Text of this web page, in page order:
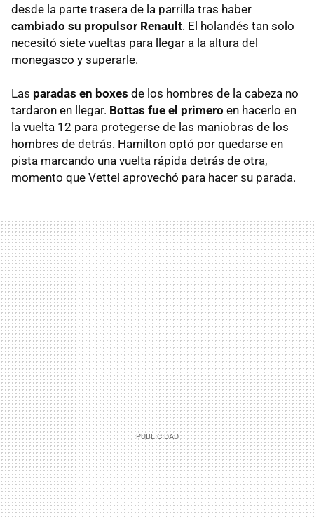
desde la parte trasera de la parrilla tras haber
cambiado su propulsor Renault. El holandés tan solo
necesitó siete vueltas para llegar a la altura del
monegasco y superarle.
Las paradas en boxes de los hombres de la cabeza no
tardaron en llegar. Bottas fue el primero en hacerlo en
la vuelta 12 para protegerse de las maniobras de los
hombres de detrás. Hamilton optó por quedarse en
pista marcando una vuelta rápida detrás de otra,
momento que Vettel aprovechó para hacer su parada.